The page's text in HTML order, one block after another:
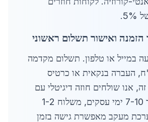
במייל או טלפון. תשלום מקדמה
(בש"ח, העברה בנקאית או כרטיס
אנו שולחים חוזה דיגיטלי עם
לוח זמנים: ייצור 7-10 ימי עסקים, משלוח 1-2
מעקב מאפשרת גישה בזמן